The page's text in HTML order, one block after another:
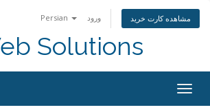
Persian ورود مشاهده کارت خرید
Solutions